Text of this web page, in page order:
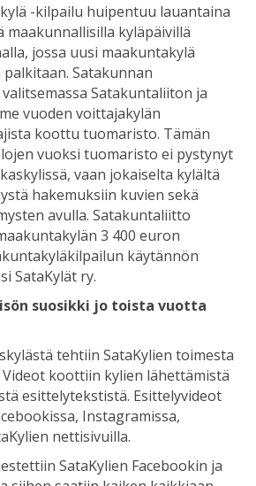
-kilpailu huipentuu lauantaina
maakunnallisilla kyläpäivillä
jossa uusi maakuntakylä
Satakunnan
Satakuntaliiton ja
vuoden voittajakylän
koottu tuomaristo. Tämän
vuoksi tuomaristo ei pystynyt
vaan jokaiselta kylältä
hakemuksiin kuvien sekä
avulla. Satakuntaliitto
3 400 euron
käytännön
SataKylät ry.
suosikki jo toista vuotta
tehtiin SataKylien toimesta
koottiin kylien lähettämistä
esittelytekstistä. Esittelyvideot
Instagramissa,
nettisivuilla.
SataKylien Facebookin ja